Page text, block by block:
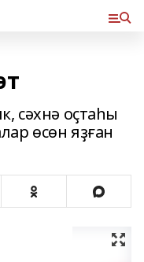
сәхнә оҫтаһы
өсөн яҙған